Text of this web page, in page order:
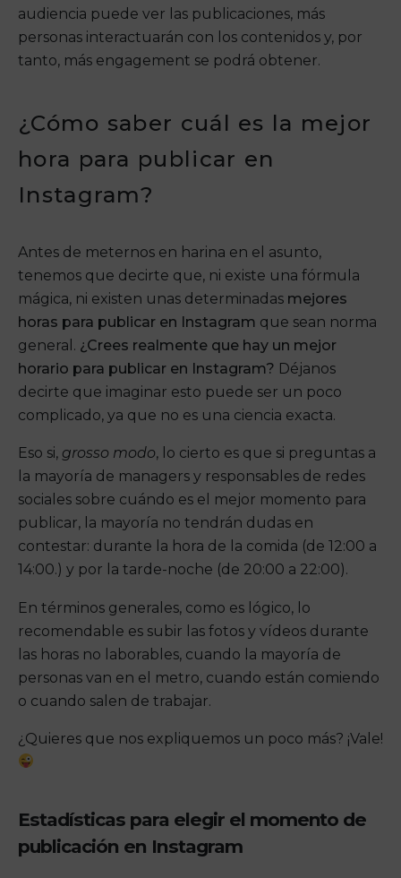
audiencia puede ver las publicaciones, más
personas interactuarán con los contenidos y, por
tanto, más engagement se podrá obtener.
¿Cómo saber cuál es la mejor
hora para publicar en
Instagram?
Antes de meternos en harina en el asunto,
tenemos que decirte que, ni existe una fórmula
mágica, ni existen unas determinadas mejores
horas para publicar en Instagram que sean norma
general. ¿Crees realmente que hay un mejor
horario para publicar en Instagram? Déjanos
decirte que imaginar esto puede ser un poco
complicado, ya que no es una ciencia exacta.
Eso si, grosso modo, lo cierto es que si preguntas a
la mayoría de managers y responsables de redes
sociales sobre cuándo es el mejor momento para
publicar, la mayoría no tendrán dudas en
contestar: durante la hora de la comida (de 12:00 a
14:00.) y por la tarde-noche (de 20:00 a 22:00).
En términos generales, como es lógico, lo
recomendable es subir las fotos y vídeos durante
las horas no laborables, cuando la mayoría de
personas van en el metro, cuando están comiendo
o cuando salen de trabajar.
¿Quieres que nos expliquemos un poco más? ¡Vale!
Estadísticas para elegir el momento de
publicación en Instagram